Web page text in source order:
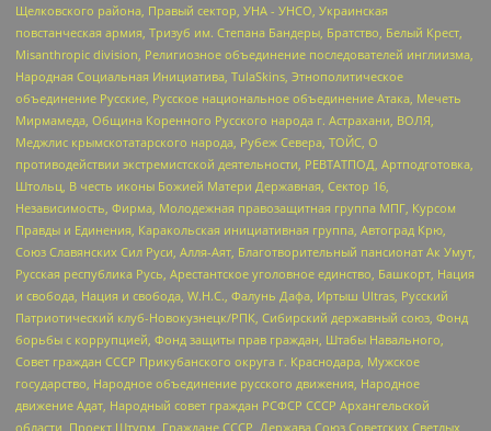
Щелковского района, Правый сектор, УНА - УНСО, Украинская
повстанческая армия, Тризуб им. Степана Бандеры, Братство, Белый Крест,
Misanthropic division, Религиозное объединение последователей инглиизма,
Народная Социальная Инициатива, TulaSkins, Этнополитическое
объединение Русские, Русское национальное объединение Атака, Мечеть
Мирмамеда, Община Коренного Русского народа г. Астрахани, ВОЛЯ,
Меджлис крымскотатарского народа, Рубеж Севера, ТОЙС, О
противодействии экстремистской деятельности, РЕВТАТПОД, Артподготовка,
Штольц, В честь иконы Божией Матери Державная, Сектор 16,
Независимость, Фирма, Молодежная правозащитная группа МПГ, Курсом
Правды и Единения, Каракольская инициативная группа, Автоград Крю,
Союз Славянских Сил Руси, Алля-Аят, Благотворительный пансионат Ак Умут,
Русская республика Русь, Арестантское уголовное единство, Башкорт, Нация
и свобода, Нация и свобода, W.H.С., Фалунь Дафа, Иртыш Ultras, Русский
Патриотический клуб-Новокузнецк/РПК, Сибирский державный союз, Фонд
борьбы с коррупцией, Фонд защиты прав граждан, Штабы Навального,
Совет граждан СССР Прикубанского округа г. Краснодара, Мужское
государство, Народное объединение русского движения, Народное
движение Адат, Народный совет граждан РСФСР СССР Архангельской
области, Проект Штурм, Граждане СССР, Держава Союз Советских Светлых